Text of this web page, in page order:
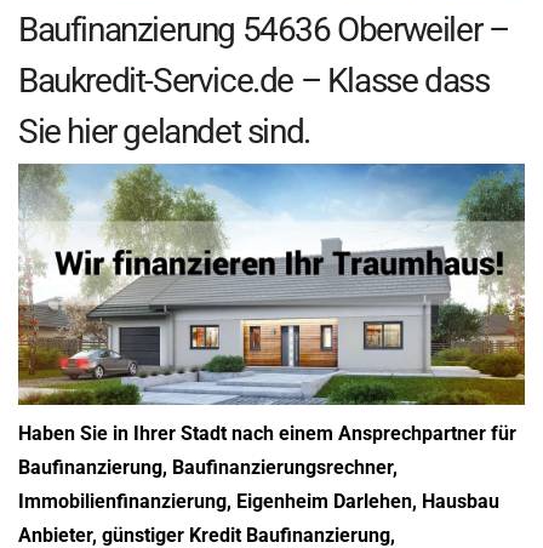
Baufinanzierung 54636 Oberweiler –
Baukredit-Service.de – Klasse dass
Sie hier gelandet sind.
Haben Sie in Ihrer Stadt nach einem Ansprechpartner für
Baufinanzierung, Baufinanzierungsrechner,
Immobilienfinanzierung, Eigenheim Darlehen, Hausbau
Anbieter, günstiger Kredit Baufinanzierung,